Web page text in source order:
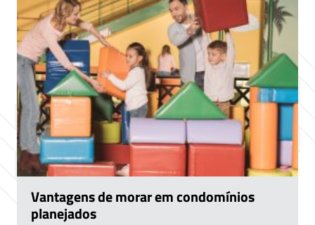
Vantagens de morar em condomínios
planejados